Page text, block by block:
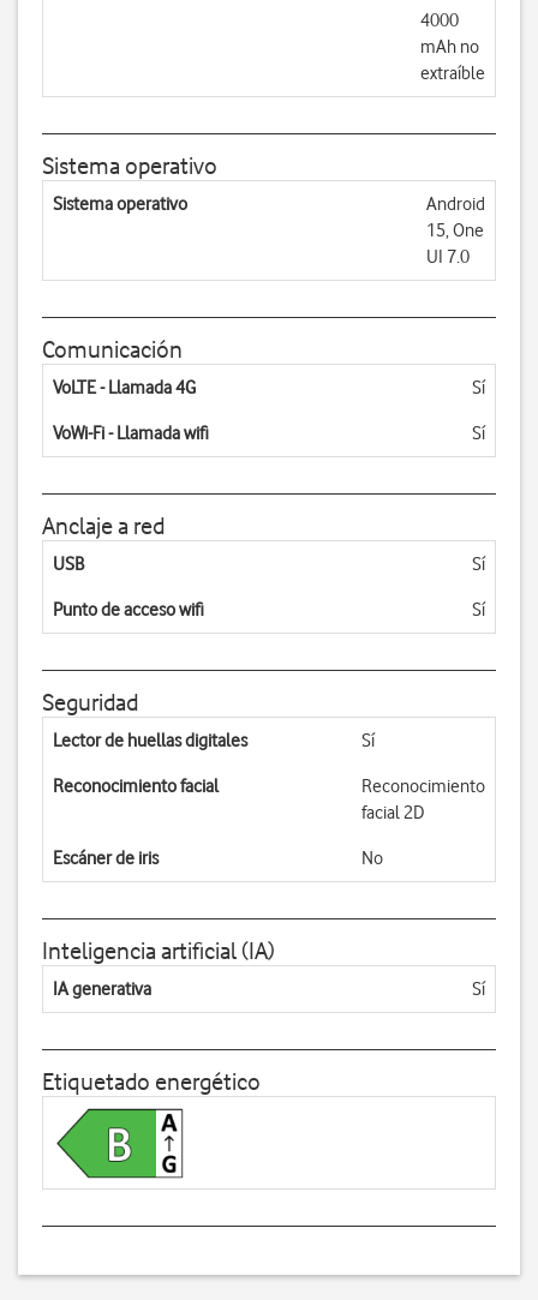
4000
mAh no
extraíble
Sistema operativo
Sistema operativo
Android
15, One
UI 7.0
Comunicación
VoLTE - Llamada 4G Sí
VoWi-Fi - Llamada wifi Sí
Anclaje a red
USB Sí
Punto de acceso wifi Sí
Seguridad
Lector de huellas digitales Sí
Reconocimiento facial
Reconocimiento
facial 2D
Escáner de iris No
Inteligencia artificial (IA)
IA generativa Sí
Etiquetado energético